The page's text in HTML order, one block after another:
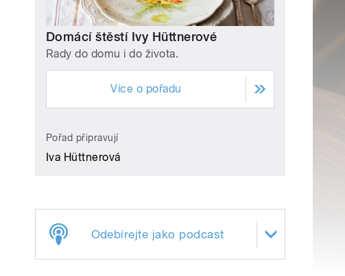
Domácí štěstí Ivy Hüttnerové
Rady do domu i do života.
Více o pořadu
Pořad připravují
Iva Hüttnerová
Odebírejte jako podcast